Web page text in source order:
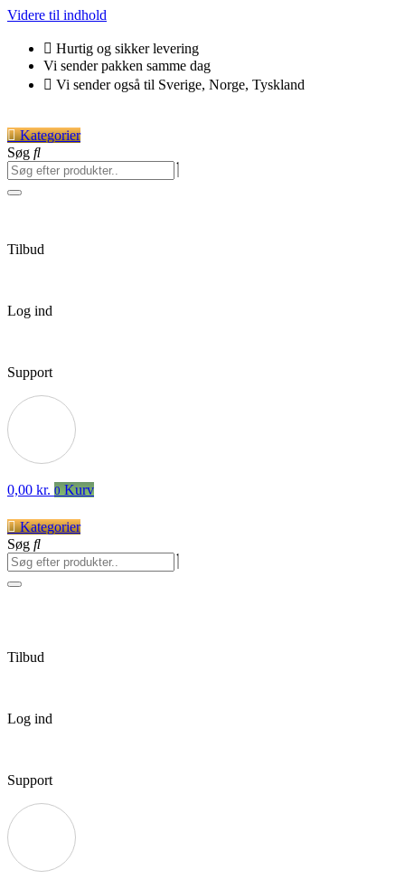
Videre til indhold
Hurtig og sikker levering
Vi sender pakken samme dag
Vi sender også til Sverige, Norge, Tyskland
Kategorier
Søg
Tilbud
Log ind
Support
0,00 kr. 0 Kurv
Kategorier
Søg
Tilbud
Log ind
Support